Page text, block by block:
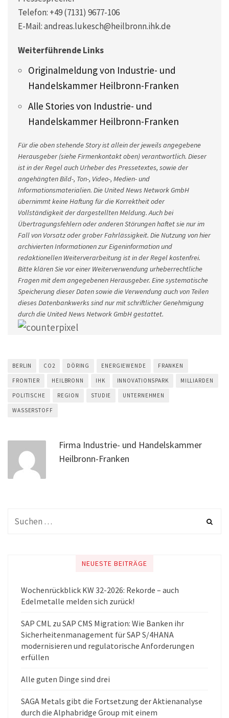
Telefon: +49 (7131) 9677-106
E-Mail: andreas.lukesch@heilbronn.ihk.de
Weiterführende Links
Originalmeldung von Industrie- und
Handelskammer Heilbronn-Franken
Alle Stories von Industrie- und
Handelskammer Heilbronn-Franken
Für die oben stehende Story ist allein der jeweils angegebene
Herausgeber (siehe Firmenkontakt oben) verantwortlich. Dieser
ist in der Regel auch Urheber des Pressetextes, sowie der
angehängten Bild-, Ton-, Video-, Medien- und
Informationsmaterialien. Die United News Network GmbH
übernimmt keine Haftung für die Korrektheit oder
Vollständigkeit der dargestellten Meldung. Auch bei
Übertragungsfehlern oder anderen Störungen haftet sie nur im
Fall von Vorsatz oder grober Fahrlässigkeit. Die Nutzung von hier
archivierten Informationen zur Eigeninformation und
redaktionellen Weiterverarbeitung ist in der Regel kostenfrei.
Bitte klären Sie vor einer Weiterverwendung urheberrechtliche
Fragen mit dem angegebenen Herausgeber. Eine systematische
Speicherung dieser Daten sowie die Verwendung auch von Teilen
dieses Datenbankwerks sind nur mit schriftlicher Genehmigung
durch die United News Network GmbH gestattet.
BERLIN CO2 DÖRING ENERGIEWENDE FRANKEN
FRONTIER HEILBRONN IHK INNOVATIONSPARK MILLIARDEN
POLITISCHE REGION STUDIE UNTERNEHMEN
WASSERSTOFF
Firma Industrie- und Handelskammer
Heilbronn-Franken
NEUESTE BEITRÄGE
Wochenrückblick KW 32-2026: Rekorde – auch
Edelmetalle melden sich zurück!
SAP CML zu SAP CMS Migration: Wie Banken ihr
Sicherheitenmanagement für SAP S/4HANA
modernisieren und regulatorische Anforderungen
erfüllen
Alle guten Dinge sind drei
SAGA Metals gibt die Fortsetzung der Aktienanalyse
durch die Alphabridge Group mit einem